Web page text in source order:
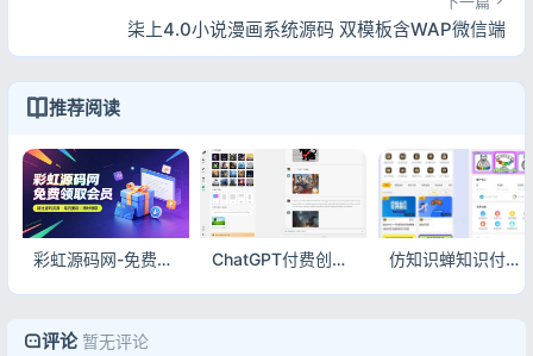
柒上4.0小说漫画系统源码 双模板含WAP微信端
推荐阅读
彩虹源码网-免费领取会员/每人限领一次 ChatGPT付费创作系统源码V2.1.0独立版 WEB+H5+微信小程序三端AI付费对话系统 仿知识蝉知识付费小程序源码 在线学习副业项目付费系统源码
评论 暂无评论